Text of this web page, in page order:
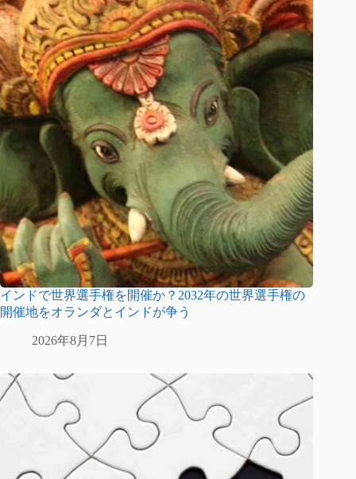
インドで世界選手権を開催か？2032年の世界選手権の
開催地をオランダとインドが争う
2026年8月7日